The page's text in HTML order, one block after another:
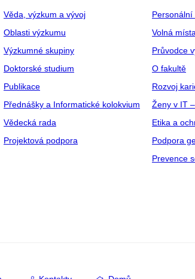
Věda, výzkum a vývoj
Oblasti výzkumu
Výzkumné skupiny
Doktorské studium
Publikace
Přednášky a Informatické kolokvium
Vědecká rada
Projektová podpora
Personální
Volná
Průvodce
O fakultě
Rozvoj
Ženy v IT
Etika a
Podpora
Prevence